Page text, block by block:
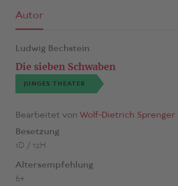
Autor
Ludwig Bechstein
Die sieben Schwaben
JUNGES THEATER
Bearbeitet von Wolf-Dietrich Sprenger
Besetzung
1D / 12H
Altersempfehlung
6+